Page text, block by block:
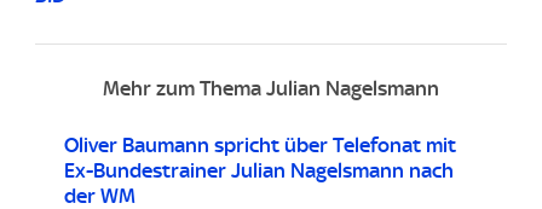
Mehr zum Thema Julian Nagelsmann
Oliver Baumann spricht über Telefonat mit
Ex-Bundestrainer Julian Nagelsmann nach
der WM